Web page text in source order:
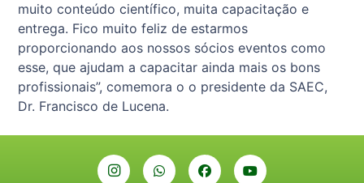
muito conteúdo científico, muita capacitação e
entrega. Fico muito feliz de estarmos
proporcionando aos nossos sócios eventos como
esse, que ajudam a capacitar ainda mais os bons
profissionais”, comemora o o presidente da SAEC,
Dr. Francisco de Lucena.